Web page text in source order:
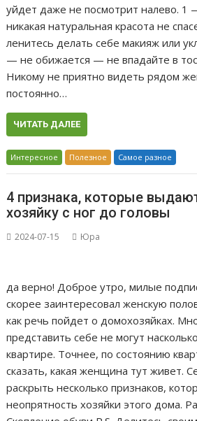
уйдет даже не посмотрит налево.
никакая натуральная красота не
ленитесь делать себе макияж или
— не обижается — не впадайте в
Никому не приятно видеть рядом
постоянно…
ЧИТАТЬ ДАЛЕЕ
Интересное Полезное Самое разное
4 признака, которые
хозяйку с ног до головы
2024-07-15 Юра
да верно! Доброе утро, милые
скорее заинтересовал женскую
как речь пойдет о домохозяйках.
представить себе не могут
квартире. Точнее, по состоянию
сказать, какая женщина тут живет.
раскрыть несколько признаков,
неопрятность хозяйки этого дома.